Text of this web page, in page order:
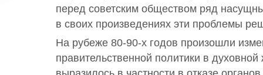
перед советским обществом ряд
в своих произведениях эти проблемы
На рубеже 80-90-х годов произошли
правительственной политики в